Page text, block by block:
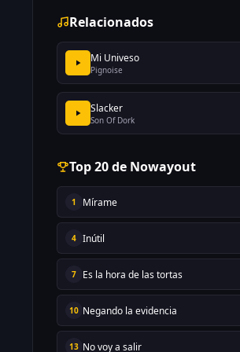
Relacionados
Mi Univeso
Pignoise
Slacker
Son Of Dork
Top 20 de Nowayout
1 Mírame
4 Inútil
7 Es la hora de las tortas
10 Negando la evidencia
13 No voy a salir